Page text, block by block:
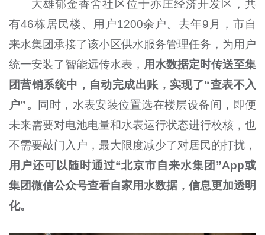
大雄郁金香舍社区位于亦庄经济开发区，共
有46栋居民楼、用户1200余户。去年9月，市自
来水集团承接了该小区供水服务管理任务，为用户
统一安装了智能远传水表， 用水数据定时传送至集
团营销系统中，自动完成出账，实现了“查表不入
户”。
同时，水表安装位置选在楼层设备间，即便
未来需要对电池电量和水表运行状态进行校核，也
不需要敲门入户，最大限度减少了对居民的打扰，
用户还可以随时通过“北京市自来水集团”App或
集团微信公众号查看自家用水数据，信息更加透明
化。